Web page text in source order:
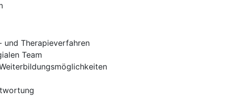
und Therapieverfahren
Team